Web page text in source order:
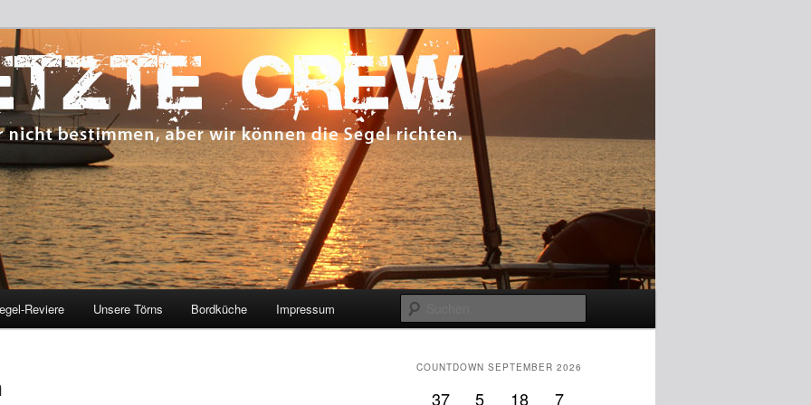
bestimmen, aber wir können die Segel richten.
Reviere Unsere Törns Bordküche Impressum
COUNTDOWN SEPTEMBER 2026
37 5 18 6